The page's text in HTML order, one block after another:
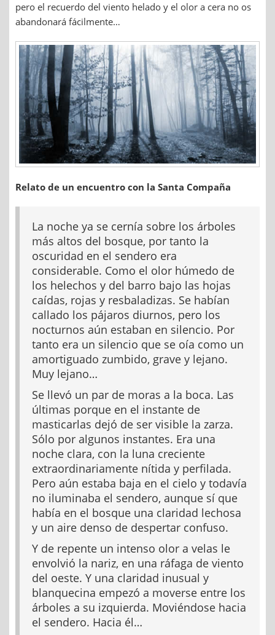
pero el recuerdo del viento helado y el olor a cera no os
abandonará fácilmente…
Relato de un encuentro con la Santa Compaña
La noche ya se cernía sobre los árboles
más altos del bosque, por tanto la
oscuridad en el sendero era
considerable. Como el olor húmedo de
los helechos y del barro bajo las hojas
caídas, rojas y resbaladizas. Se habían
callado los pájaros diurnos, pero los
nocturnos aún estaban en silencio. Por
tanto era un silencio que se oía como un
amortiguado zumbido, grave y lejano.
Muy lejano…
Se llevó un par de moras a la boca. Las
últimas porque en el instante de
masticarlas dejó de ser visible la zarza.
Sólo por algunos instantes. Era una
noche clara, con la luna creciente
extraordinariamente nítida y perfilada.
Pero aún estaba baja en el cielo y todavía
no iluminaba el sendero, aunque sí que
había en el bosque una claridad lechosa
y un aire denso de despertar confuso.
Y de repente un intenso olor a velas le
envolvió la nariz, en una ráfaga de viento
del oeste. Y una claridad inusual y
blanquecina empezó a moverse entre los
árboles a su izquierda. Moviéndose hacia
el sendero. Hacia él…